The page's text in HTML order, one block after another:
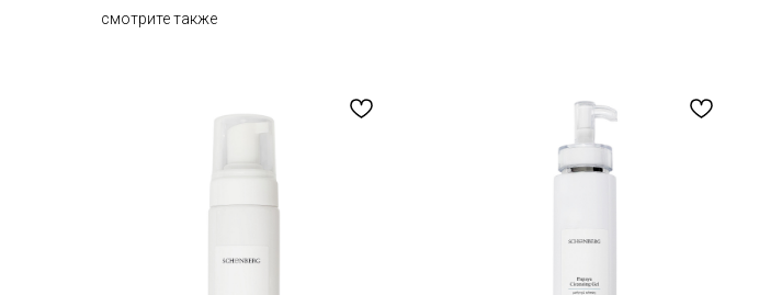
смотрите также